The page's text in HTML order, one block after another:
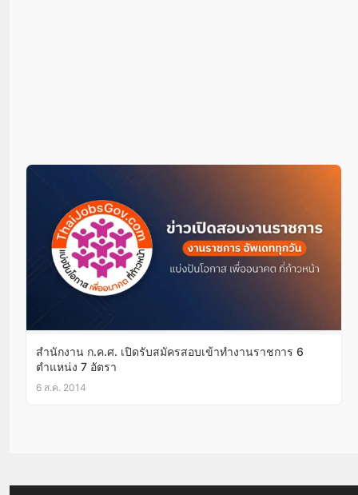
สำนักงาน ก.ค.ศ. เปิดรับสมัครสอบเข้าทำงานราชการ 6
ตำแหน่ง 7 อัตรา
6 ส.ค. 2014